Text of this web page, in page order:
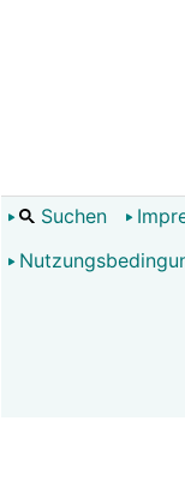
Suchen